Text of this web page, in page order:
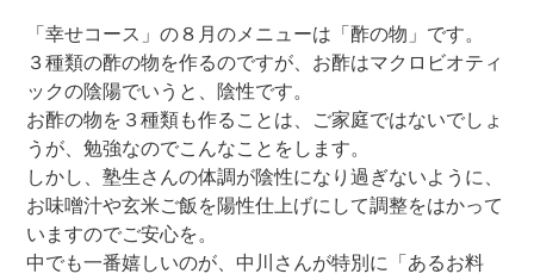
「幸せコース」の８月のメニューは「酢の物」です。
３種類の酢の物を作るのですが、お酢はマクロビオティ
ックの陰陽でいうと、陰性です。
お酢の物を３種類も作ることは、ご家庭ではないでしょ
うが、勉強なのでこんなことをします。
しかし、塾生さんの体調が陰性になり過ぎないように、
お味噌汁や玄米ご飯を陽性仕上げにして調整をはかって
いますのでご安心を。
中でも一番嬉しいのが、中川さんが特別に「あるお料